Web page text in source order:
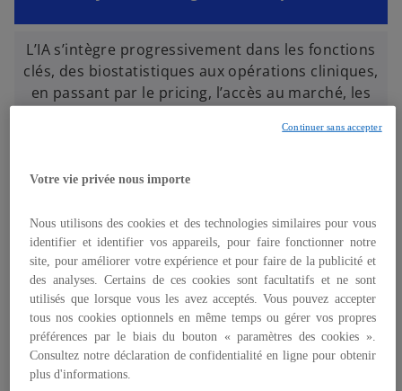
L’IA s’intègre progressivement dans les fonctions
clés, des biostatistiques aux opérations cliniques,
en passant par le pricing, l’accès au marché, les
affaires réglementaires ou encore les stratégies
Pourtant, malgré cette progression, les
entreprises Life Sciences font face à un défi
majeur : passer d’une adoption technologique
maîtrisée à un déploiement à grande échelle,
capable de générer une valeur durable,
mesurable et transformationnelle.
Votre vie privée nous importe
Nous utilisons des cookies et des technologies similaires pour vous
identifier et identifier vos appareils, pour faire fonctionner notre
site, pour améliorer votre expérience et pour faire de la publicité et
des analyses. Certains de ces cookies sont facultatifs et ne sont
utilisés que lorsque vous les avez acceptés. Vous pouvez accepter
tous nos cookies optionnels en même temps ou gérer vos propres
préférences par le biais du bouton « paramètres des cookies ».
Consultez notre déclaration de confidentialité en ligne pour obtenir
plus d'informations.
Continuer sans accepter